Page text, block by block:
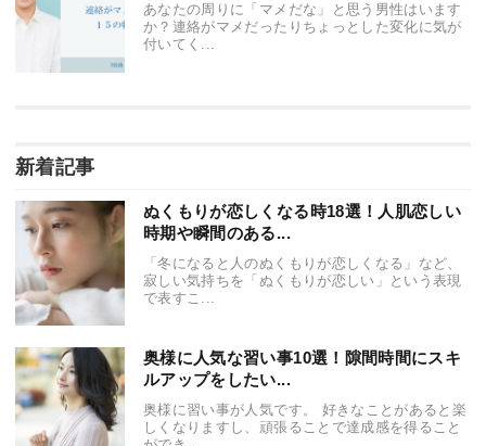
あなたの周りに「マメだな」と思う男性はいます
か？連絡がマメだったりちょっとした変化に気が
付いてく...
新着記事
ぬくもりが恋しくなる時18選！人肌恋しい
時期や瞬間のある...
「冬になると人のぬくもりが恋しくなる」など、
寂しい気持ちを「ぬくもりが恋しい」という表現
で表すこ...
奥様に人気な習い事10選！隙間時間にスキ
ルアップをしたい...
奥様に習い事が人気です。 好きなことがあると楽
しくなりますし、頑張ることで達成感を得ること